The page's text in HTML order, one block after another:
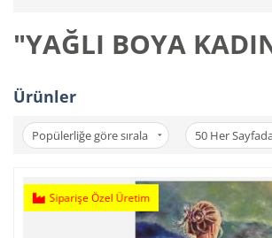
"YAĞLI BOYA
Ürünler
Popülerliğe göre sırala 50 Her
Siparişe Özel Üretim